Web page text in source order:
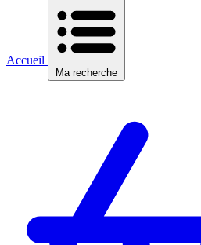
Accueil
Ma recherche